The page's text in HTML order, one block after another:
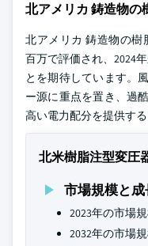
北アメリカ 鋳造物の
北アメリカ 鋳造物の樹
百万で評価され、2024
とを期待しています。
ー源に重点を置き、過
高い電力配分を提供す
北米樹脂注型変圧
市場規模と
2023年の市場
2032年の市場